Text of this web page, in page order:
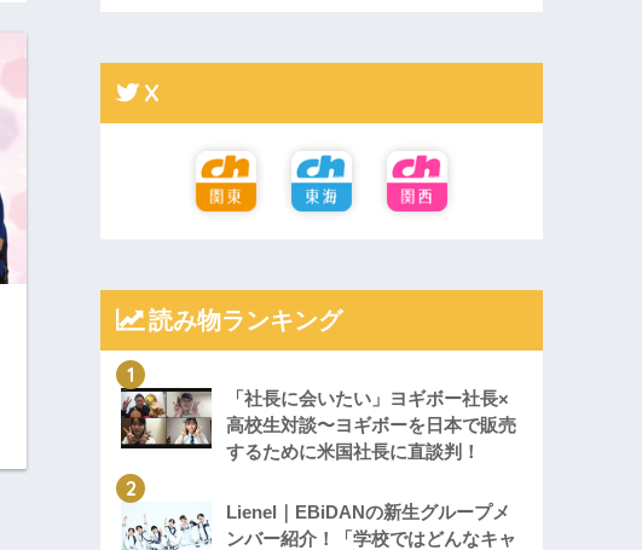
X
読み物ランキング
「社長に会いたい」ヨギボー社長×
高校生対談〜ヨギボーを日本で販売
するために米国社長に直談判！
Lienel｜EBiDANの新生グループメ
ンバー紹介！「学校ではどんなキャ